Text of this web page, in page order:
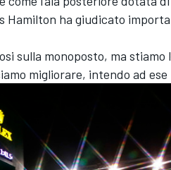
Hamilton ha giudicato
sulla monoposto, ma stiamo
migliorare, intendo ad ese